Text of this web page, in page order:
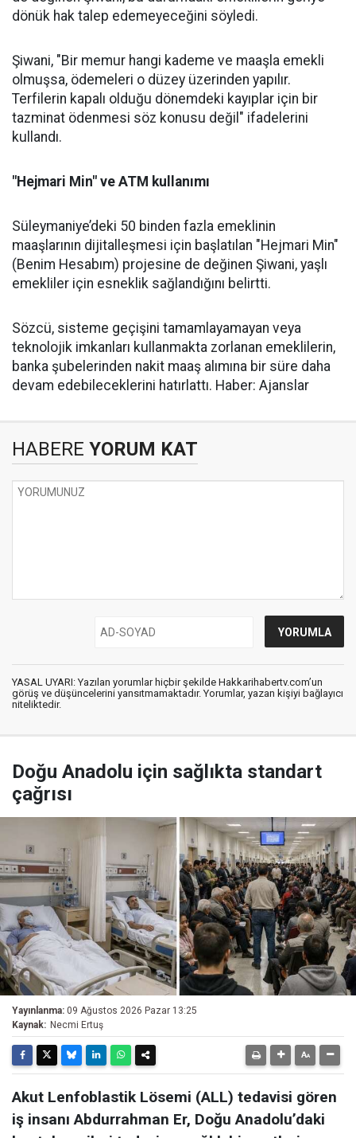
dönük hak talep edemeyeceğini söyledi.
Şiwani, "Bir memur hangi kademe ve maaşla emekli
olmuşsa, ödemeleri o düzey üzerinden yapılır.
Terfilerin kapalı olduğu dönemdeki kayıplar için bir
tazminat ödenmesi söz konusu değil" ifadelerini
kullandı.
"Hejmari Min" ve ATM kullanımı
Süleymaniye’deki 50 binden fazla emeklinin
maaşlarının dijitalleşmesi için başlatılan "Hejmari Min"
(Benim Hesabım) projesine de değinen Şiwani, yaşlı
emekliler için esneklik sağlandığını belirtti.
Sözcü, sisteme geçişini tamamlayamayan veya
teknolojik imkanları kullanmakta zorlanan emeklilerin,
banka şubelerinden nakit maaş alımına bir süre daha
devam edebileceklerini hatırlattı. Haber: Ajanslar
HABERE YORUM KAT
YASAL UYARI: Yazılan yorumlar hiçbir şekilde Hakkarihabertv.com’un
görüş ve düşüncelerini yansıtmamaktadır. Yorumlar, yazan kişiyi bağlayıcı
niteliktedir.
Doğu Anadolu için sağlıkta standart
çağrısı
Yayınlanma: 09 Ağustos 2026 Pazar 13:25
Kaynak: Necmi Ertuş
Akut Lenfoblastik Lösemi (ALL) tedavisi gören
iş insanı Abdurrahman Er, Doğu Anadolu’daki